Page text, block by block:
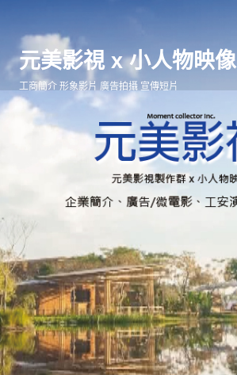
元美影視 x 小人物映像
工商簡介 形象影片 廣告拍攝 宣傳短片